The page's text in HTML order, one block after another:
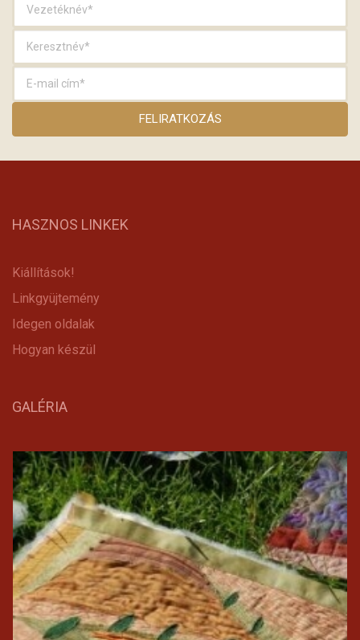
HASZNOS LINKEK
Kiállítások!
Linkgyüjtemény
Idegen oldalak
Hogyan készül
GALÉRIA